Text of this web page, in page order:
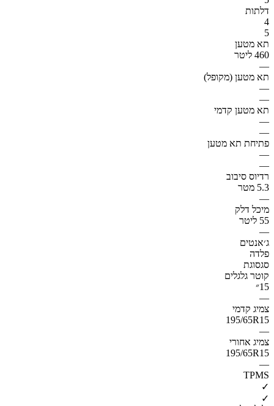
דלתות
4
5
תא מטען
460 ליטר
—
תא מטען (מקופל)
—
—
תא מטען קדמי
—
—
פתיחת תא מטען
—
—
רדיוס סיבוב
5.3 מטר
—
מיכל דלק
55 ליטר
—
ג׳אנטים
פלדה
סגסוגת
קוטר גלגלים
15״
—
צמיג קדמי
195/65R15
—
צמיג אחורי
195/65R15
—
TPMS
✓
✓